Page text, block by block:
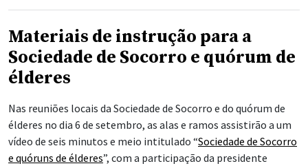
Materiais de instrução para a
Sociedade de Socorro e quórum de
élderes
Nas reuniões locais da Sociedade de Socorro e do quórum de
élderes no dia 6 de setembro, as alas e ramos assistirão a um
vídeo de seis minutos e meio intitulado “Sociedade de Socorro
e quóruns de élderes”, com a participação da presidente